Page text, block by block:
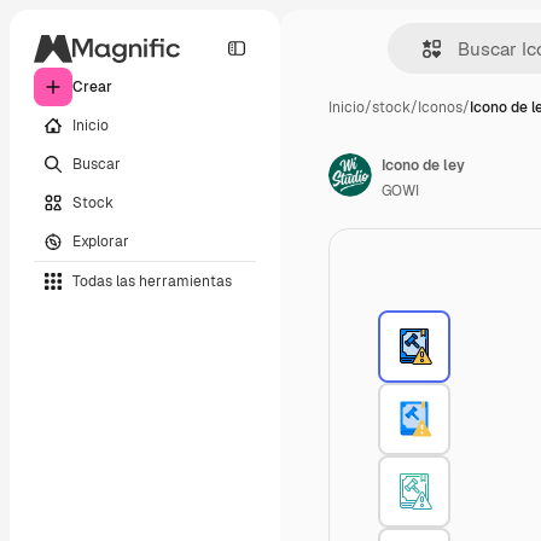
Crear
Inicio
Buscar
Stock
Explorar
Todas las herramientas
Inicio/stock/Iconos/Icono de
Icono de ley
GOWI